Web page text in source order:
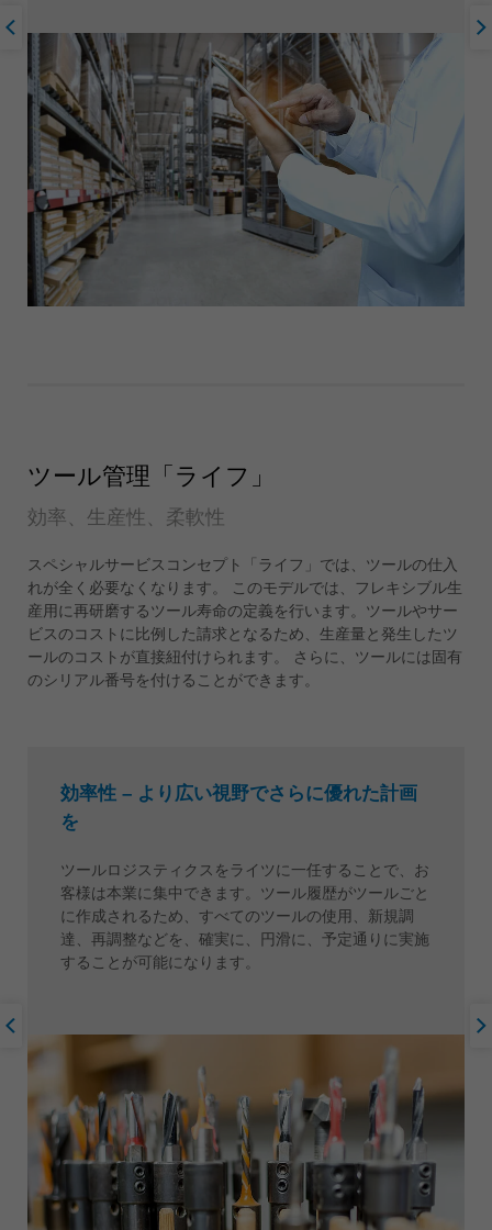
ツール管理「ライフ」
効率、生産性、柔軟性
スペシャルサービスコンセプト「ライフ」では、ツールの仕入
れが全く必要なくなります。 このモデルでは、フレキシブル生
産用に再研磨するツール寿命の定義を行います。ツールやサー
ビスのコストに比例した請求となるため、生産量と発生したツ
ールのコストが直接紐付けられます。 さらに、ツールには固有
のシリアル番号を付けることができます。
効率性 – より広い視野でさらに優れた計画
を
ツールロジスティクスをライツに一任することで、お
客様は本業に集中できます。ツール履歴がツールごと
に作成されるため、すべてのツールの使用、新規調
達、再調整などを、確実に、円滑に、予定通りに実施
することが可能になります。